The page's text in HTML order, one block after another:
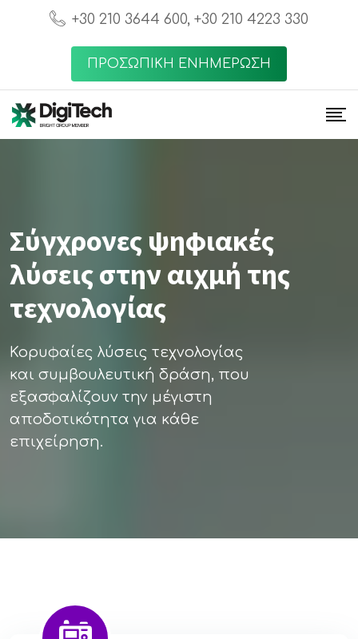
+30 210 3644 600, +30 210 4223 330
ΠΡΟΣΩΠΙΚΗ ΕΝΗΜΕΡΩΣΗ
Σύγχρονες ψηφιακές
λύσεις στην αιχμή της
τεχνολογίας
Κορυφαίες λύσεις τεχνολογίας
και συμβουλευτική δράση, που
εξασφαλίζουν την μέγιστη
αποδοτικότητα για κάθε
επιχείρηση.